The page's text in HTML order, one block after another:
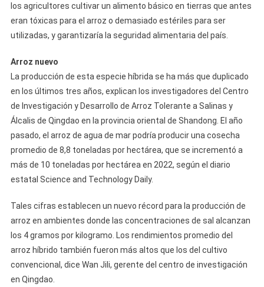
los agricultores cultivar un alimento básico en tierras que antes
eran tóxicas para el arroz o demasiado estériles para ser
utilizadas, y garantizaría la seguridad alimentaria del país.
Arroz nuevo
La producción de esta especie híbrida se ha más que duplicado
en los últimos tres años, explican los investigadores del Centro
de Investigación y Desarrollo de Arroz Tolerante a Salinas y
Álcalis de Qingdao en la provincia oriental de Shandong. El año
pasado, el arroz de agua de mar podría producir una cosecha
promedio de 8,8 toneladas por hectárea, que se incrementó a
más de 10 toneladas por hectárea en 2022, según el diario
estatal Science and Technology Daily.
Tales cifras establecen un nuevo récord para la producción de
arroz en ambientes donde las concentraciones de sal alcanzan
los 4 gramos por kilogramo. Los rendimientos promedio del
arroz híbrido también fueron más altos que los del cultivo
convencional, dice Wan Jili, gerente del centro de investigación
en Qingdao.